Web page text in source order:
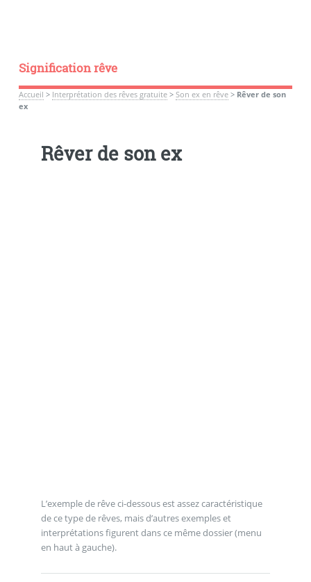
Signification rêve
Accueil > Interprétation des rêves gratuite> Son ex en rêve> Rêver de son
ex
Rêver de son ex
L’exemple de rêve ci-dessous est assez caractéristique
de ce type de rêves, mais d’autres exemples et
interprétations figurent dans ce même dossier (menu
en haut à gauche).